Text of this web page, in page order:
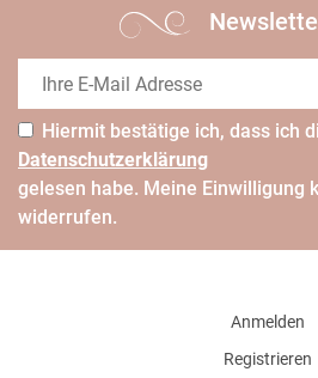
Hiermit bestätige ich, dass ich
Daten­schutz­erklärung
gelesen habe. Meine Einwilligung
widerrufen.
Anmelden
Registrieren